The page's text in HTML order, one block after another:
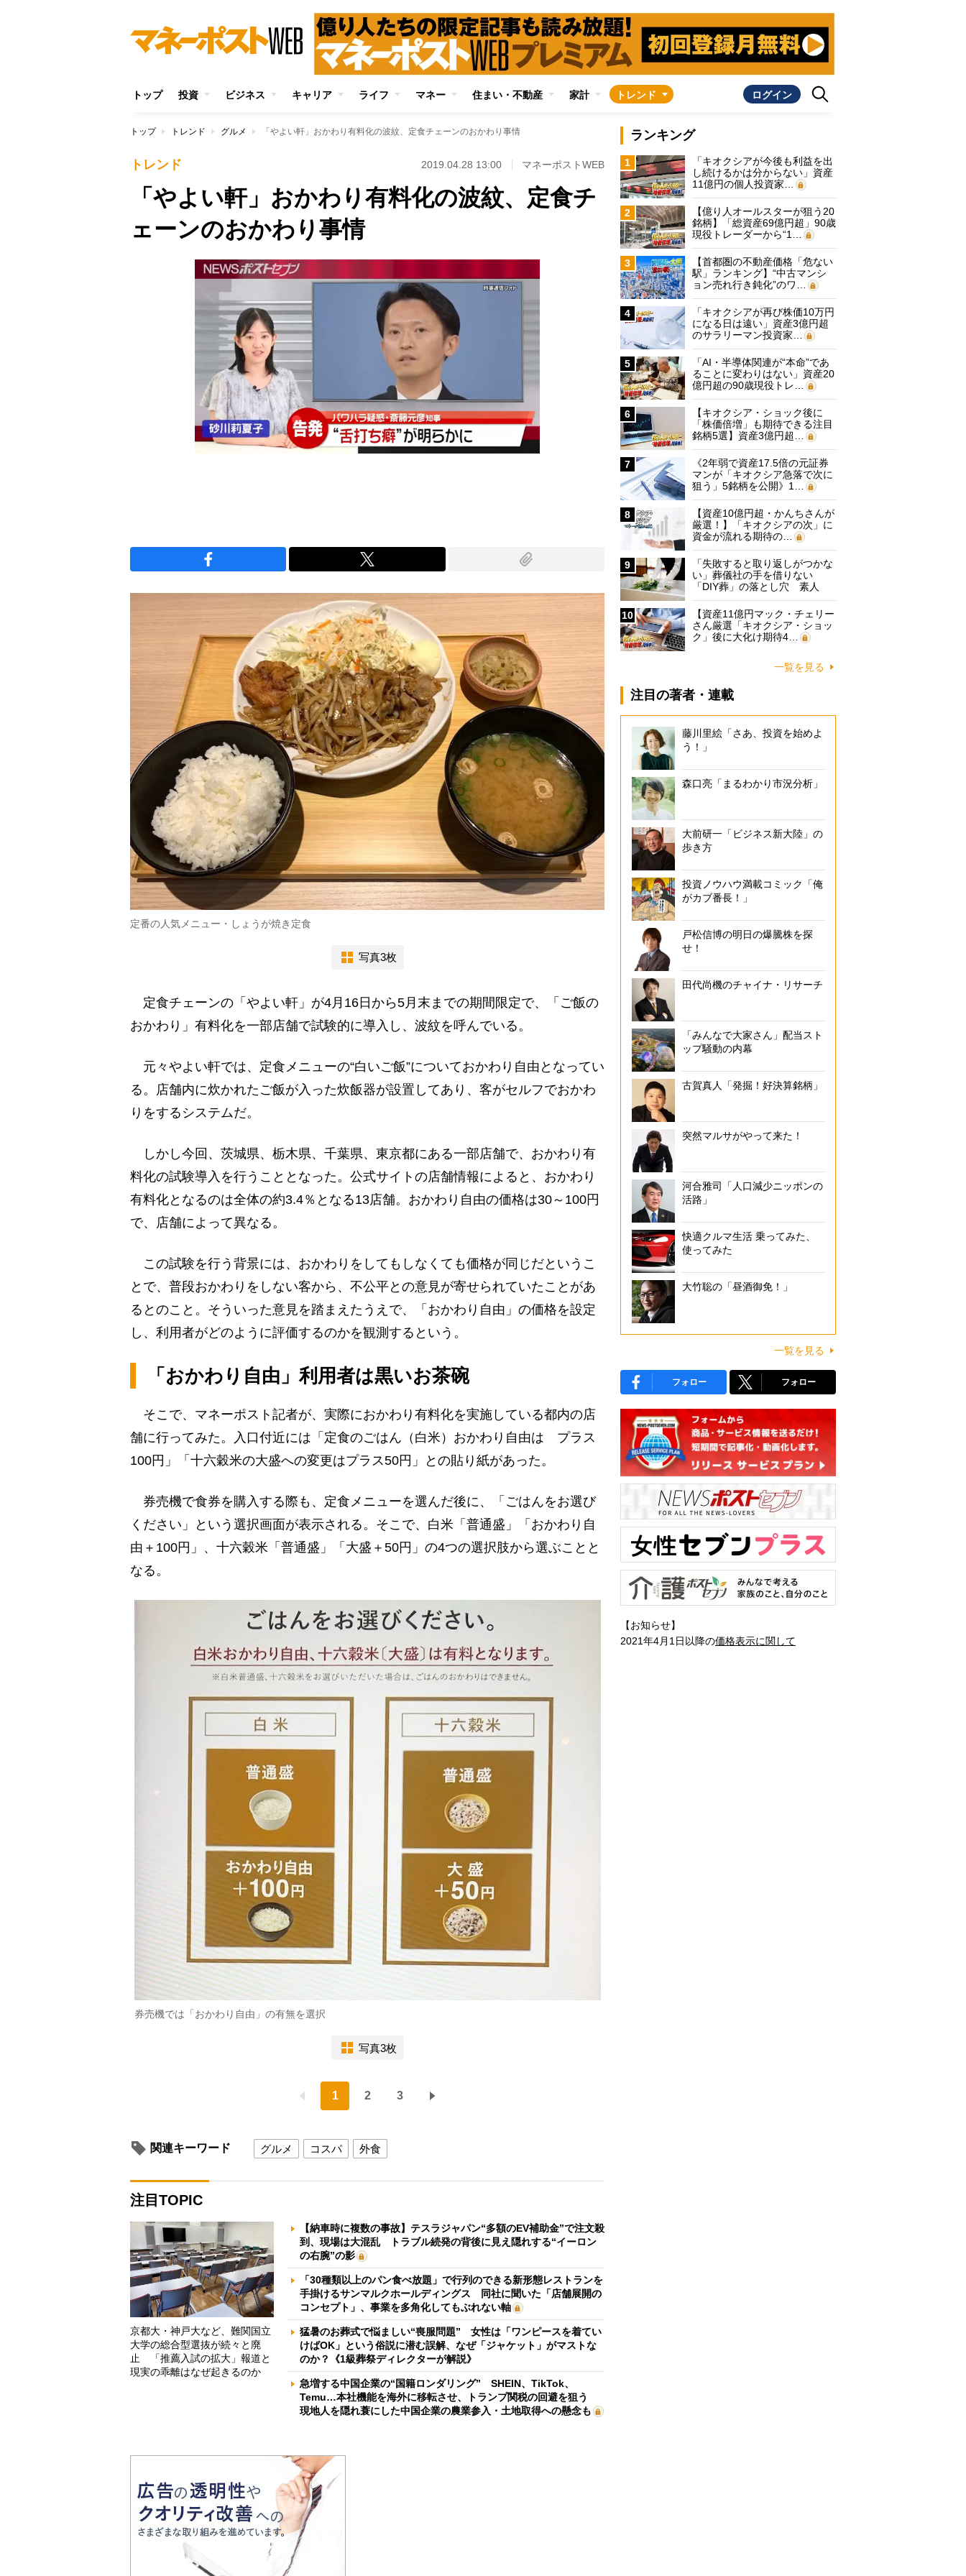
トップ 投資 ビジネス キャリア ライフ マネー 住まい・不動産 家計 トレンド ログイン
トップ トレンド グルメ 「やよい軒」おかわり有料化の波紋、定食チェーンのおかわり事情
トレンド 2019.04.28 13:00 マネーポストWEB
「やよい軒」おかわり有料化の波紋、定食チ
ェーンのおかわり事情
定番の人気メニュー・しょうが焼き定食
写真3枚
定食チェーンの「やよい軒」が4月16日から5月末までの期間限定で、「ご飯の
おかわり」有料化を一部店舗で試験的に導入し、波紋を呼んでいる。
元々やよい軒では、定食メニューの“白いご飯”についておかわり自由となってい
る。店舗内に炊かれたご飯が入った炊飯器が設置してあり、客がセルフでおかわ
りをするシステムだ。
しかし今回、茨城県、栃木県、千葉県、東京都にある一部店舗で、おかわり有
料化の試験導入を行うこととなった。公式サイトの店舗情報によると、おかわり
有料化となるのは全体の約3.4％となる13店舗。おかわり自由の価格は30～100円
で、店舗によって異なる。
この試験を行う背景には、おかわりをしてもしなくても価格が同じだというこ
とで、普段おかわりをしない客から、不公平との意見が寄せられていたことがあ
るとのこと。そういった意見を踏まえたうえで、「おかわり自由」の価格を設定
し、利用者がどのように評価するのかを観測するという。
「おかわり自由」利用者は黒いお茶碗
そこで、マネーポスト記者が、実際におかわり有料化を実施している都内の店
舗に行ってみた。入口付近には「定食のごはん（白米）おかわり自由は プラス
100円」「十六穀米の大盛への変更はプラス50円」との貼り紙があった。
券売機で食券を購入する際も、定食メニューを選んだ後に、「ごはんをお選び
ください」という選択画面が表示される。そこで、白米「普通盛」「おかわり自
由＋100円」、十六穀米「普通盛」「大盛＋50円」の4つの選択肢から選ぶことと
なる。
券売機では「おかわり自由」の有無を選択
写真3枚
1 2 3
関連キーワード グルメ コスパ 外食
注目TOPIC
京都大・神戸大など、難関国立
大学の総合型選抜が続々と廃
止 「推薦入試の拡大」報道と
現実の乖離はなぜ起きるのか
【納車時に複数の事故】テスラジャパン“多額のEV補助金”で注文殺
到、現場は大混乱 トラブル続発の背後に見え隠れする“イーロン
の右腕”の影
「30種類以上のパン食べ放題」で行列のできる新形態レストランを
手掛けるサンマルクホールディングス 同社に聞いた「店舗展開の
コンセプト」、事業を多角化してもぶれない軸
猛暑のお葬式で悩ましい“喪服問題” 女性は「ワンピースを着てい
けばOK」という俗説に潜む誤解、なぜ「ジャケット」がマストな
のか？《1級葬祭ディレクターが解説》
急増する中国企業の“国籍ロンダリング” SHEIN、TikTok、
Temu…本社機能を海外に移転させ、トランプ関税の回避を狙う
現地人を隠れ蓑にした中国企業の農業参入・土地取得への懸念も
ランキング
1
「キオクシアが今後も利益を出
し続けるかは分からない」資産
11億円の個人投資家…
2
【億り人オールスターが狙う20
銘柄】「総資産69億円超」90歳
現役トレーダーから“1…
3
【首都圏の不動産価格「危ない
駅」ランキング】“中古マンシ
ョン売れ行き鈍化”のワ…
4
「キオクシアが再び株価10万円
になる日は遠い」資産3億円超
のサラリーマン投資家…
5
「AI・半導体関連が“本命”であ
ることに変わりはない」資産20
億円超の90歳現役トレ…
6
【キオクシア・ショック後に
「株価倍増」も期待できる注目
銘柄5選】資産3億円超…
7
《2年弱で資産17.5倍の元証券
マンが「キオクシア急落で次に
狙う」5銘柄を公開》1…
8
【資産10億円超・かんちさんが
厳選！】「キオクシアの次」に
資金が流れる期待の…
9
「失敗すると取り返しがつかな
い」葬儀社の手を借りない
「DIY葬」の落とし穴 素人
に…
10
【資産11億円マック・チェリー
さん厳選「キオクシア・ショッ
ク」後に大化け期待4…
一覧を見る
注目の著者・連載
藤川里絵「さあ、投資を始めよ
う！」
森口亮「まるわかり市況分析」
大前研一「ビジネス新大陸」の
歩き方
投資ノウハウ満載コミック「俺
がカブ番長！」
戸松信博の明日の爆騰株を探
せ！
田代尚機のチャイナ・リサーチ
「みんなで大家さん」配当スト
ップ騒動の内幕
古賀真人「発掘！好決算銘柄」
突然マルサがやって来た！
河合雅司「人口減少ニッポンの
活路」
快適クルマ生活 乗ってみた、
使ってみた
大竹聡の「昼酒御免！」
一覧を見る
フォロー フォロー
【お知らせ】
2021年4月1日以降の価格表示に関して